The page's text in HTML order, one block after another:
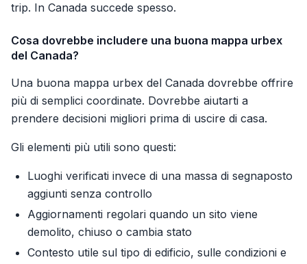
trip. In Canada succede spesso.
Cosa dovrebbe includere una buona mappa urbex
del Canada?
Una buona mappa urbex del Canada dovrebbe offrire
più di semplici coordinate. Dovrebbe aiutarti a
prendere decisioni migliori prima di uscire di casa.
Gli elementi più utili sono questi:
Luoghi verificati invece di una massa di segnaposto
aggiunti senza controllo
Aggiornamenti regolari quando un sito viene
demolito, chiuso o cambia stato
Contesto utile sul tipo di edificio, sulle condizioni e